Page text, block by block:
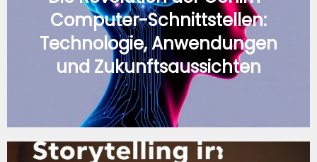
Computer-Schnittstellen:
Technologie, Anwendungen
und Zukunftsaussichten